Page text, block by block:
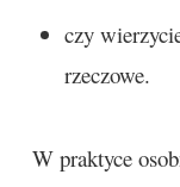
czy
rzeczowe.
W praktyce